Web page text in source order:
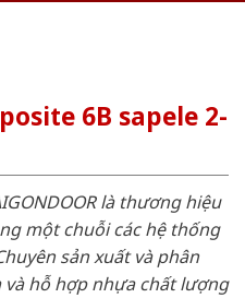
6B sapele 2-
là thương hiệu
một chuỗi các hệ thống
sản xuất và phân
hỗ hợp nhựa chất lượng